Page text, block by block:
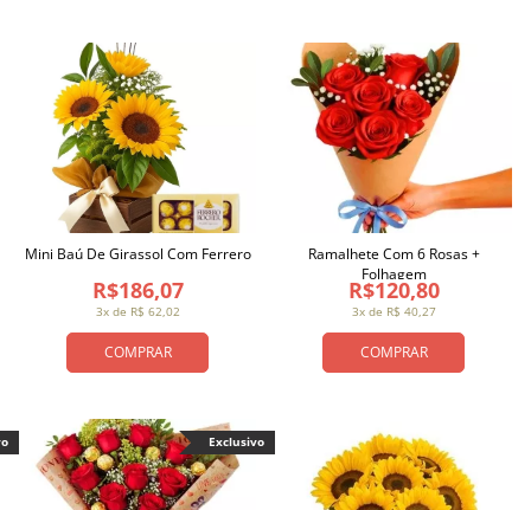
COMPRAR
3x de R$ 62,02
R$186,07
Mini Baú De Girassol Com Ferrero
COMPRAR
3x de R$ 40,27
R$120,80
Ramalhete Com 6 Rosas +
Folhagem
Exclusivo